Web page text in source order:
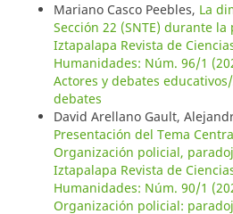
Mariano Casco Peebles, La
Sección 22 (SNTE) durante
Iztapalapa Revista de
Humanidades: Núm. 96/1
Actores y debates
debates
David Arellano Gault,
Presentación del Tema
Organización policial,
Iztapalapa Revista de
Humanidades: Núm. 90/1
Organización policial: